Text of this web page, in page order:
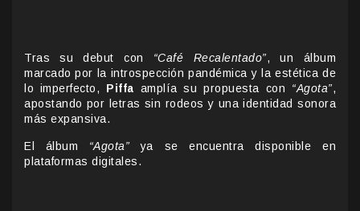
Tras su debut con “Café Recalentado”, un álbum
marcado por la introspección pandémica y la estética de
lo imperfecto, Piffa amplía su propuesta con “Agota”,
apostando por letras sin rodeos y una identidad sonora
más expansiva.
El álbum “Agota” ya se encuentra disponible en
plataformas digitales.